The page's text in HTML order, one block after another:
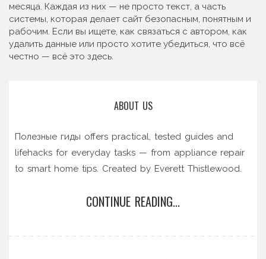
месяца. Каждая из них — не просто текст, а часть
системы, которая делает сайт безопасным, понятным и
рабочим. Если вы ищете, как связаться с автором, как
удалить данные или просто хотите убедиться, что всё
честно — всё это здесь.
ABOUT US
Полезные гиды offers practical, tested guides and
lifehacks for everyday tasks — from appliance repair
to smart home tips. Created by Everett Thistlewood.
CONTINUE READING...